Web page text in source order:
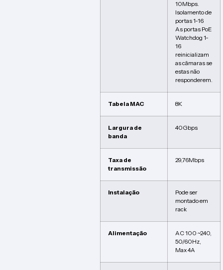
10Mbps.
Isolamento de
portas 1-16
As portas PoE
Watchdog 1-
16
reinicializam
as câmaras se
estas não
responderem.
Tabela MAC 8K
Largura de
banda
40Gbps
Taxa de
transmissão
29,76Mbps
Instalação
Pode ser
montado em
rack
Alimentação
AC 100 ~240,
50/60Hz,
Max 4A